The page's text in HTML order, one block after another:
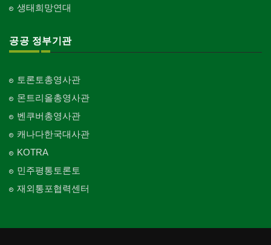
생태희망연대
공공 정부기관
토론토총영사관
몬트리올총영사관
벤쿠버총영사관
캐나다한국대사관
KOTRA
민주평통토론토
재외통포협력센터